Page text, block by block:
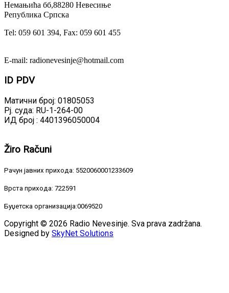
Немањића бб,88280 Невесиње
Република Српска
Tel: 059 601 394, Fax: 059 601 455
E-mail: radionevesinje@hotmail.com
ID PDV
Матични број: 01805053
Рј. суда: RU-1-264-00
ИД број : 4401396050004
Žiro Računi
Рачун јавних прихода: 5520060001233609
Врста прихода: 722591
Буџетска организација:0069520
Copyright © 2026 Radio Nevesinje. Sva prava zadržana.
Designed by SkyNet Solutions